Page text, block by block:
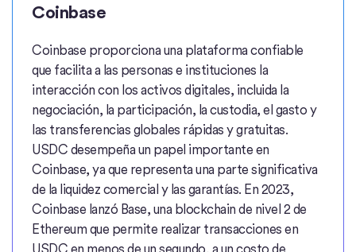
Coinbase
Coinbase proporciona una plataforma confiable
que facilita a las personas e instituciones la
interacción con los activos digitales, incluida la
negociación, la participación, la custodia, el gasto y
las transferencias globales rápidas y gratuitas.
USDC desempeña un papel importante en
Coinbase, ya que representa una parte significativa
de la liquidez comercial y las garantías. En 2023,
Coinbase lanzó Base, una blockchain de nivel 2 de
Ethereum que permite realizar transacciones en
USDC en menos de un segundo, a un costo de